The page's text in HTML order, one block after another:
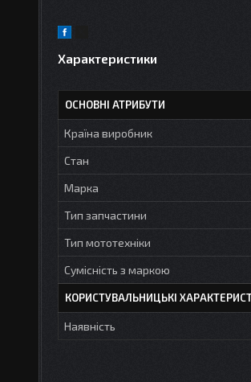
Характеристики
ОСНОВНІ АТРИБУТИ
Країна виробник
Стан
Марка
Тип запчастини
Тип мототехніки
Сумісність з маркою
КОРИСТУВАЛЬНИЦЬКІ
Наявність